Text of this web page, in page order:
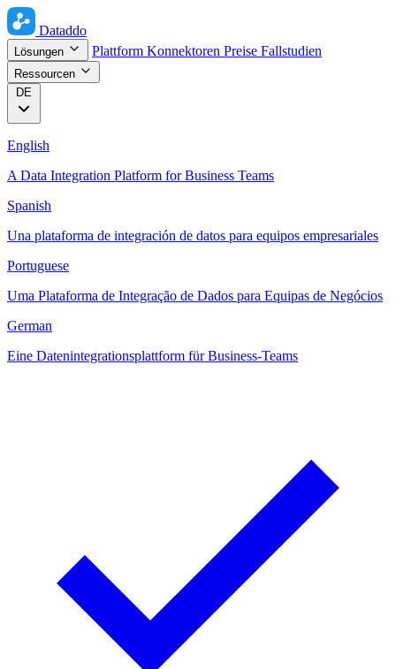
Dataddo
Lösungen Plattform Konnektoren Preise Fallstudien
Ressourcen
DE
English
A Data Integration Platform for Business Teams
Spanish
Una plataforma de integración de datos para equipos empresariales
Portuguese
Uma Plataforma de Integração de Dados para Equipas de Negócios
German
Eine Datenintegrationsplattform für Business-Teams